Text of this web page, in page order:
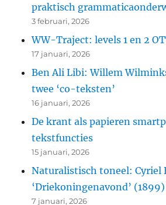
praktisch
3 februari, 2026
WW-Traject: levels 1 en 2
17 januari, 2026
Ben Ali Libi: Willem
twee ‘co-teksten’
16 januari, 2026
De krant als papieren
tekstfuncties
15 januari, 2026
Naturalistisch toneel: Cyriel
‘Driekoningenavond’
7 januari, 2026